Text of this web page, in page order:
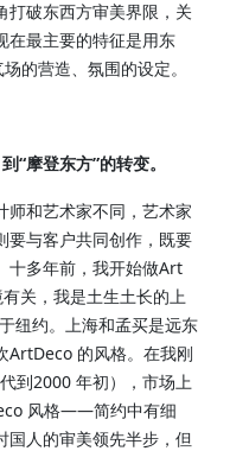
打破东西方审美界限，关
在最主要的特征是用东
场的营造、氛围的设定。
“摩登东方”的转变。
师和艺术家不同，艺术家
要与客户共同创作，既要
十多年前，我开始做Art
关，我是土生土长的上
纽约。上海和孟买是远东
ArtDeco 的风格。在我刚
到2000 年初），市场上
风格——简约中有细
国人的审美领先半步，但